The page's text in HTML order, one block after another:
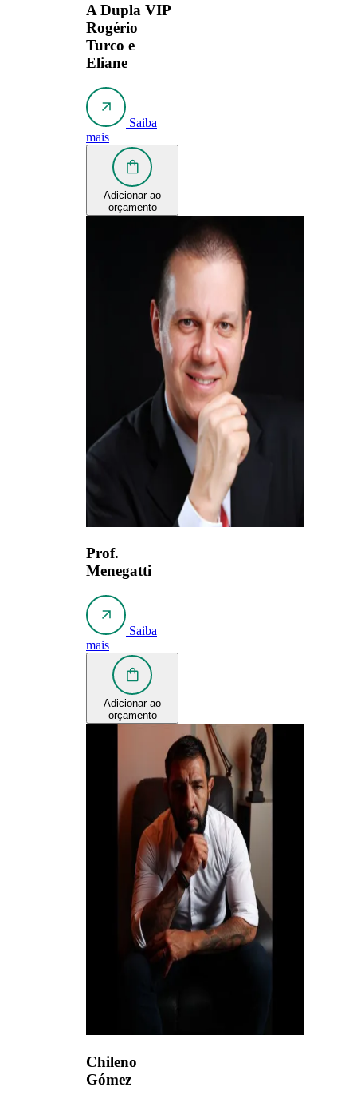
A Dupla VIP
Rogério
Turco e
Eliane
Saiba
mais
Adicionar ao
orçamento
Prof.
Menegatti
Saiba
mais
Adicionar ao
orçamento
Chileno
Gómez